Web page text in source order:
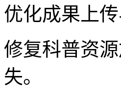
优化成果上
修复科普资
失。